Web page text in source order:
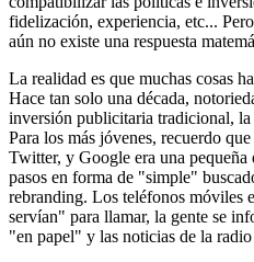
fidelización, experiencia, etc...
aún no existe una respuesta
La realidad es que muchas cosas
Hace tan solo una década,
inversión publicitaria tradicional, la
Para los más jóvenes, recuerdo
Twitter, y Google era una pequeña
pasos en forma de "simple"
rebranding. Los teléfonos móviles
servían" para llamar, la gente se
"en papel" y las noticias de la